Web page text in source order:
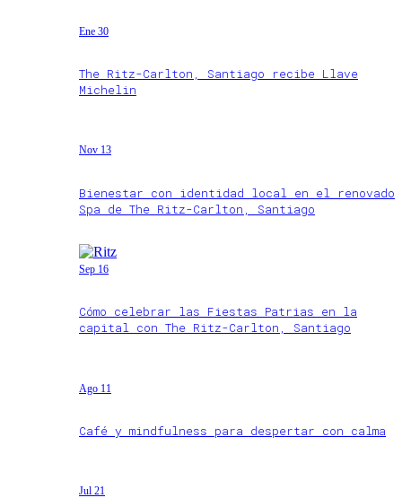
Ene 30
The Ritz-Carlton, Santiago recibe Llave
Michelin
Nov 13
Bienestar con identidad local en el renovado
Spa de The Ritz-Carlton, Santiago
Sep 16
Cómo celebrar las Fiestas Patrias en la
capital con The Ritz-Carlton, Santiago
Ago 11
Café y mindfulness para despertar con calma
Jul 21